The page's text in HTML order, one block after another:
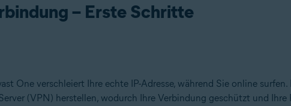
– Erste Schritte
One verschleiert Ihre echte IP-Adresse, während Sie online
(VPN) herstellen, wodurch Ihre Verbindung geschützt und